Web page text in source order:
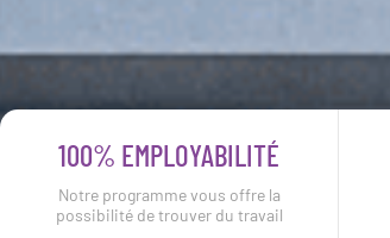
100% EMPLOYABILITÉ
Notre programme vous offre la
possibilité de trouver du travail